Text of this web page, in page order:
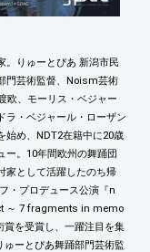
。りゅーとぴあ 新潟市民
門芸術監督、Noism芸術
欧、モーリス・ベジャー
ラ・ベジャール・ローザン
始め、NDT2在籍中に20歳
ー。10年間欧州の舞踊団
家として活躍したのち帰
・プロデュース公演『n
～ 7 fragments in memo
賞を受賞し、一躍注目を集
ゅーとぴあ舞踊部門芸術監